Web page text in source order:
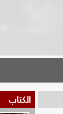
الكتاب